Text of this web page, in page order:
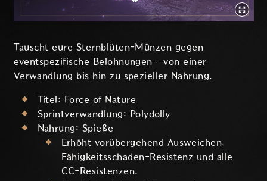
Tauscht eure Sternblüten-Münzen gegen
eventspezifische Belohnungen – von einer
Verwandlung bis hin zu spezieller Nahrung.
Titel: Force of Nature
Sprintverwandlung: Polydolly
Nahrung: Spieße
Erhöht vorübergehend Ausweichen,
Fähigkeitsschaden-Resistenz und alle
CC-Resistenzen.